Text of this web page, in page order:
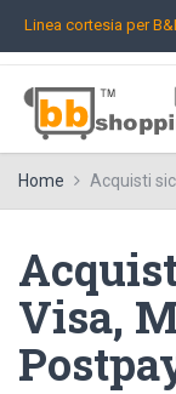
Linea cortesia per
Home Acquisti
Visa,